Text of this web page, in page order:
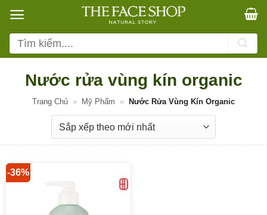
qua
nội
dung
Tìm
kiếm:
Nước rửa vùng kín organic
Trang Chủ » Mỹ Phẩm » Nước Rửa Vùng Kín Organic
-36%